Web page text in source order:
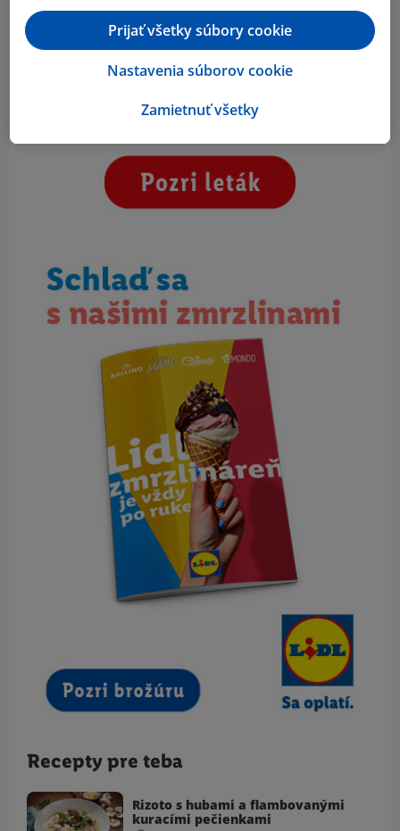
Recepty pre teba
Rizoto s hubami a flambovanými
kuracími pečienkami
Zamietnuť všetky
Nastavenia súborov cookie
Prijať všetky súbory cookie